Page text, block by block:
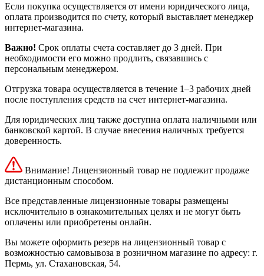
Если покупка осуществляется от имени юридического лица,
оплата производится по счету, который выставляет менеджер
интернет-магазина.
Важно! Срок оплаты счета составляет до 3 дней. При
необходимости его можно продлить, связавшись с
персональным менеджером.
Отгрузка товара осуществляется в течение 1–3 рабочих дней
после поступления средств на счет интернет-магазина.
Для юридических лиц также доступна оплата наличными или
банковской картой. В случае внесения наличных требуется
доверенность.
Внимание! Лицензионный товар не подлежит продаже
дистанционным способом.
Все представленные лицензионные товары размещены
исключительно в ознакомительных целях и не могут быть
оплачены или приобретены онлайн.
Вы можете оформить резерв на лицензионный товар с
возможностью самовывоза в розничном магазине по адресу: г.
Пермь, ул. Стахановская, 54.